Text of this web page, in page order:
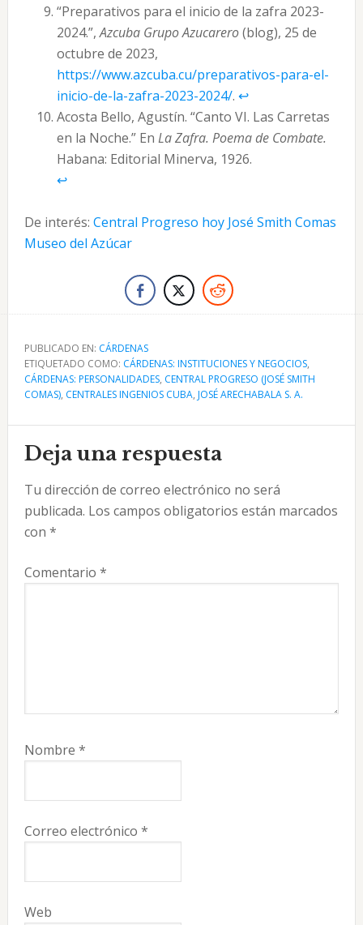
“Preparativos para el inicio de la zafra 2023-
2024.”,Azcuba Grupo Azucarero(blog), 25 de
octubre de 2023,
https://www.azcuba.cu/preparativos-para-el-
inicio-de-la-zafra-2023-2024/. ↩︎
Acosta Bello, Agustín. “Canto VI. Las Carretas
en la Noche.” En La Zafra. Poema de Combate.
Habana: Editorial Minerva, 1926.
↩︎
De interés: Central Progreso hoy José Smith Comas
Museo del Azúcar
PUBLICADO EN: CÁRDENAS
ETIQUETADO COMO: CÁRDENAS: INSTITUCIONES Y NEGOCIOS,
CÁRDENAS: PERSONALIDADES, CENTRAL PROGRESO (JOSÉ SMITH
COMAS), CENTRALES INGENIOS CUBA, JOSÉ ARECHABALA S. A.
Interacciones
con
los
lectores
Deja una respuesta
Tu dirección de correo electrónico no será
publicada. Los campos obligatorios están marcados
con *
Comentario *
Nombre *
Correo electrónico *
Web